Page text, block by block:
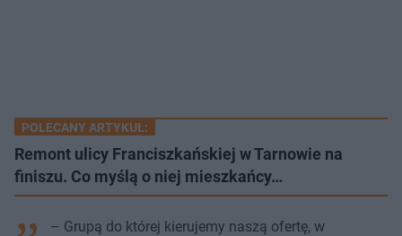
POLECANY ARTYKUŁ:
Remont ulicy Franciszkańskiej w Tarnowie na
finiszu. Co myślą o niej mieszkańcy…
– Grupą do której kierujemy naszą ofertę, w